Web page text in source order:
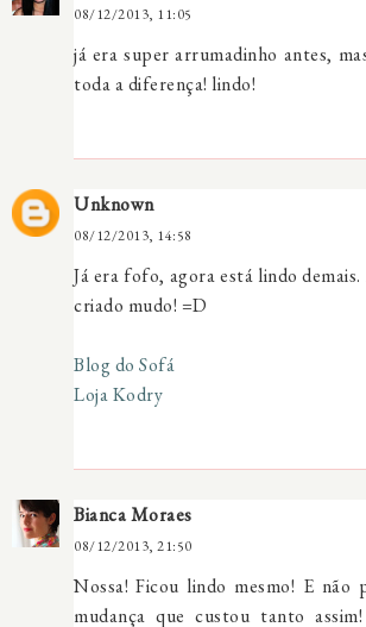
08/12/2013, 11:05
já era super arrumadinho antes,
toda a diferença! lindo!
Unknown
08/12/2013, 14:58
Já era fofo, agora está lindo demais.
criado mudo! =D
Blog do Sofá
Loja Kodry
Bianca Moraes
08/12/2013, 21:50
Nossa! Ficou lindo mesmo! E não
mudança que custou tanto